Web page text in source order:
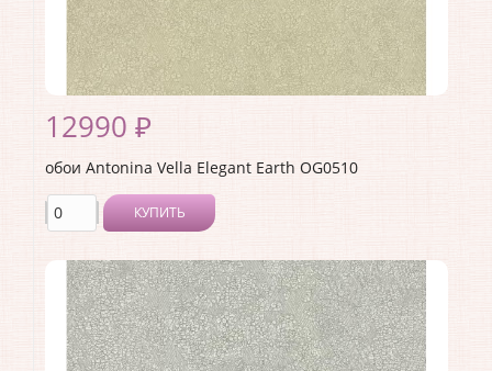
12990 ₽
обои Antonina Vella Elegant Earth OG0510
КУПИТЬ
Производитель:Antonina Vella
Коллекция:Elegant Earth
Длина рулона:8.23
Ширина рулона:0.68
Материал покрытия:Без покрытия
Страна:США